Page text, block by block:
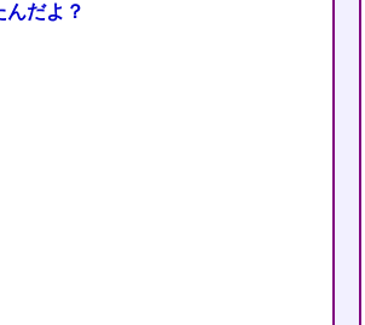
だよ？